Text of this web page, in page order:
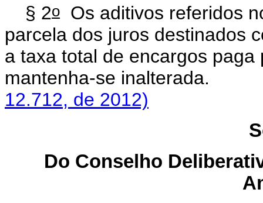
§ 2o Os aditivos referidos
parcela dos juros destinados
a taxa total de encargos
mantenha-se
12.712, de 2012)
Do Conselho